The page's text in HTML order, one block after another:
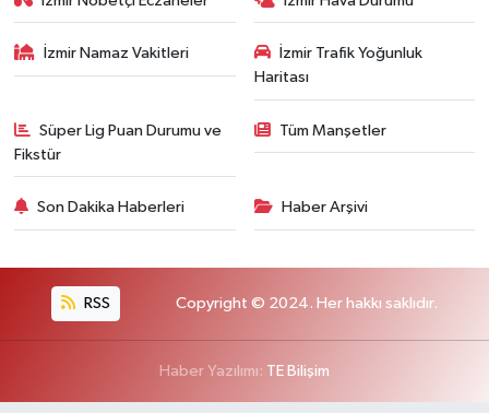
İzmir Namaz Vakitleri
İzmir Trafik Yoğunluk
Haritası
Süper Lig Puan Durumu ve
Fikstür
Tüm Manşetler
Son Dakika Haberleri Haber Arşivi
RSS Copyright © 2024. Her hakkı saklıdır.
Haber Yazılımı: TE Bilişim